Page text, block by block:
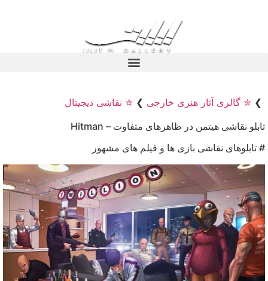
❯ ✮ گالری آثار هنری خارجی ❯ ✮ نقاشی دیجیتال
تابلو نقاشی هیتمن در ظاهرهای متفاوت – Hitman
# تابلوهای نقاشی بازی ها و فیلم های مشهور